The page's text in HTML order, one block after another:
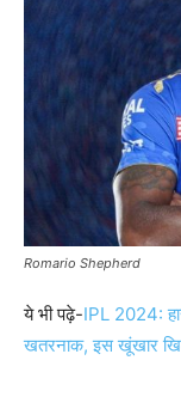
Romario Shepherd
ये भी पढ़े-IPL 2024:
खतरनाक, इस खूंखार